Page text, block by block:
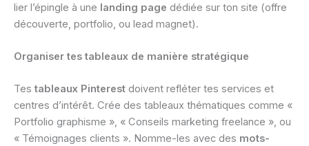
lier l’épingle à une landing page dédiée sur ton site (offre
découverte, portfolio, ou lead magnet).
Organiser tes tableaux de manière stratégique
Tes tableaux Pinterest doivent refléter tes services et
centres d’intérêt. Crée des tableaux thématiques comme «
Portfolio graphisme », « Conseils marketing freelance », ou
« Témoignages clients ». Nomme-les avec des mots-